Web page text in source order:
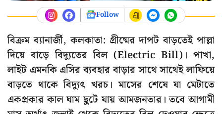
Follow
বিক্রম ব্যানার্জী, কলকাতা: গ্রীষ্মের দাপট বাড়তেই পাল্লা
দিয়ে বাড়ে বিদ্যুতের বিল (Electric Bill)। পাখা,
লাইট এমনকি এসির ব্যবহার বাড়ার সাথে সাথেই লাফিয়ে
বাড়তে থাকে বিদ্যুৎ খরচ। মাসের শেষে যা মেটাতে
একপ্রকার কাল ঘাম ছুটে যায় আমজনতার। তবে আগামী